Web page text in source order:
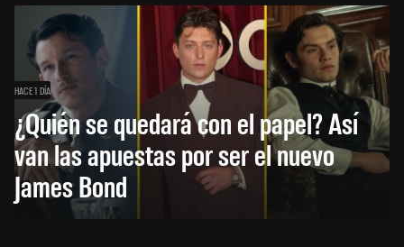
HACE 1 DÍA
¿Quién se quedará con el papel? Así
van las apuestas por ser el nuevo
James Bond